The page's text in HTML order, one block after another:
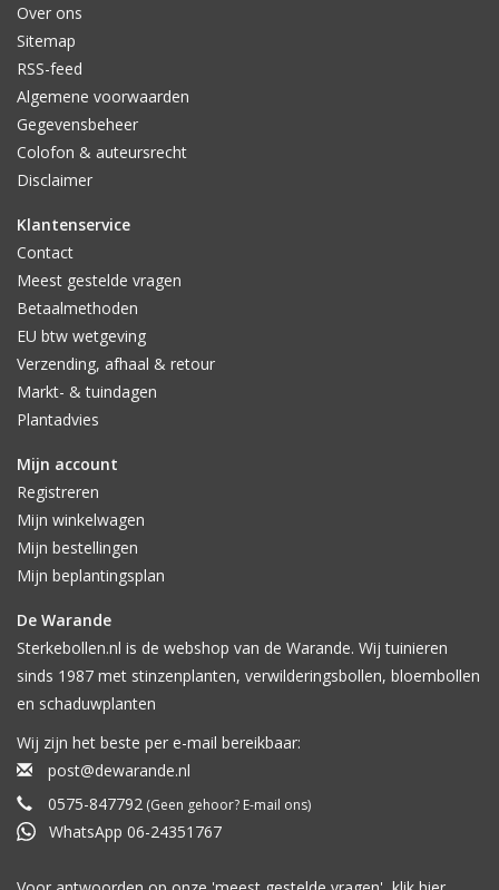
Over ons
Sitemap
RSS-feed
Algemene voorwaarden
Gegevensbeheer
Colofon & auteursrecht
Disclaimer
Klantenservice
Contact
Meest gestelde vragen
Betaalmethoden
EU btw wetgeving
Verzending, afhaal & retour
Markt- & tuindagen
Plantadvies
Mijn account
Registreren
Mijn winkelwagen
Mijn bestellingen
Mijn beplantingsplan
De Warande
Sterkebollen.nl is de webshop van de Warande. Wij tuinieren
sinds 1987 met stinzenplanten, verwilderingsbollen, bloembollen
en schaduwplanten
Wij zijn het beste per e-mail bereikbaar:
post@dewarande.nl
0575-847792 (Geen gehoor? E-mail ons)
WhatsApp 06-24351767